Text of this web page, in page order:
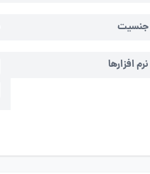
جنسیت
نرم افزارها